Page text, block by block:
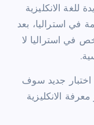
للغة الانكليزية
في استراليا، بعد
في استراليا لا
اختبار جديد سوف
الانكليزية